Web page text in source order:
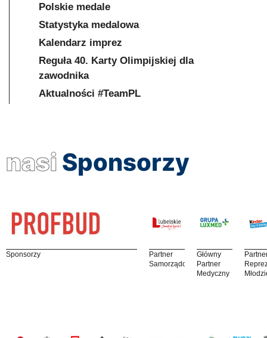
Polskie medale
Statystyka medalowa
Kalendarz imprez
Reguła 40. Karty Olimpijskiej dla
zawodnika
Aktualności #TeamPL
nasi Sponsorzy
Sponsorzy
Partner
Samorządowy
Główny
Partner
Medyczny